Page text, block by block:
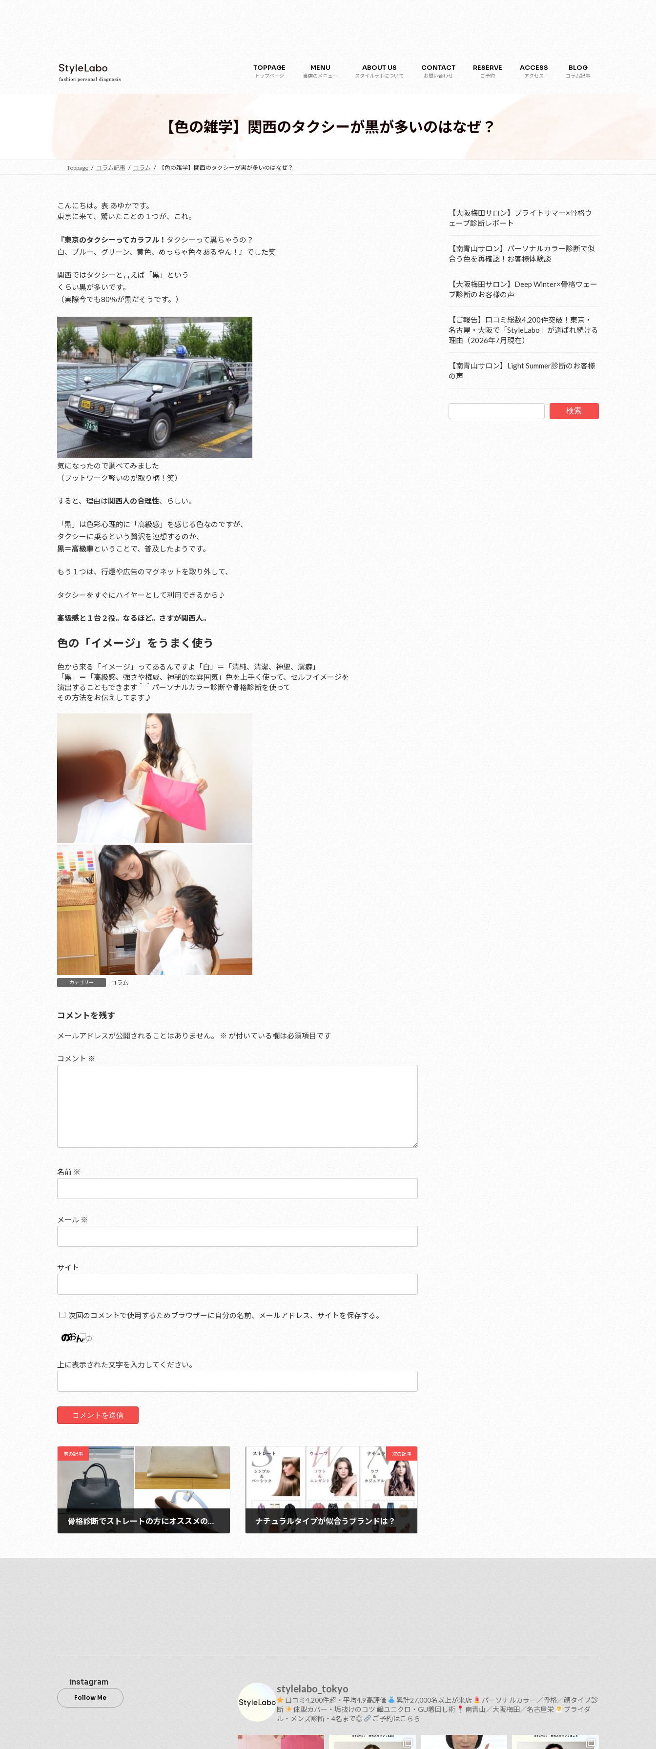
TOPPAGE
トップページ
MENU
当店のメニュー
ABOUT US
スタイルラボについて
CONTACT
お問い合わせ
RESERVE
ご予約
ACCESS
アクセス
BLOG
コラム記事
【色の雑学】関西のタクシーが黒が多いのはなぜ？
Toppage コラム記事 コラム 【色の雑学】関西のタクシーが黒が多いのはなぜ？
こんにちは。表 あゆかです。
東京に来て、驚いたことの１つが、これ。
『東京のタクシーってカラフル！ タクシーって黒ちゃうの？
白、ブルー、グリーン、黄色、めっちゃ色々あるやん！』でした笑
関西ではタクシーと言えば「黒」という
くらい黒が多いです。
（実際今でも80％が黒だそうです。）
気になったので調べてみました
（フットワーク軽いのが取り柄！笑）
すると、理由は関西人の合理性、らしい。
「黒」は色彩心理的に「高級感」を感じる色なのですが、
タクシーに乗るという贅沢を連想するのか、
黒＝高級車 ということで、普及したようです。
もう１つは、行燈や広告のマグネットを取り外して、
タクシーをすぐにハイヤーとして利用できるから♪
高級感と１台２役。なるほど。さすが関西人。
色の「イメージ」をうまく使う
色から来る「イメージ」ってあるんですよ
「白」＝「清純、清潔、神聖、潔癖」
「黒」＝「高級感、強さや権威、神秘的な雰囲気」 色を上手く使って、セルフイメージを
演出することもできます＾＾パーソナルカラー診断や骨格診断を使って
その方法をお伝えしてます♪
カテゴリー コラム
コメントを残す
メールアドレスが公開されることはありません。 ※ が付いている欄は必須項目です
コメント ※
名前 ※
メール ※
サイト
次回のコメントで使用するためブラウザーに自分の名前、メールアドレス、サイトを保存する。
上に表示された文字を入力してください。
前の記事
骨格診断でストレートの方にオススメの「IACUCCI」のバッグ
次の記事
ナチュラルタイプが似合うブランドは？
【大阪梅田サロン】ブライトサマー×骨格ウ
ェーブ診断レポート
【南青山サロン】パーソナルカラー診断で似
合う色を再確認！お客様体験談
【大阪梅田サロン】Deep Winter×骨格ウェー
ブ診断のお客様の声
【ご報告】口コミ総数4,200件突破！東京・
名古屋・大阪で「StyleLabo」が選ばれ続ける
理由（2026年7月現在）
【南青山サロン】Light Summer診断のお客様
の声
検索
instagram
Follow Me
stylelabo_tokyo
口コミ4,200件超・平均4.9高評価 累計27,000名以上が来店
パーソナルカラー／骨格／顔タイプ診
断
体型カバー・垢抜けのコツ 🛍ユニクロ・GU着回し術 南青山／大阪梅田／名古屋栄
ブライダ
ル・メンズ診断・4名まで◎
ご予約はこちら